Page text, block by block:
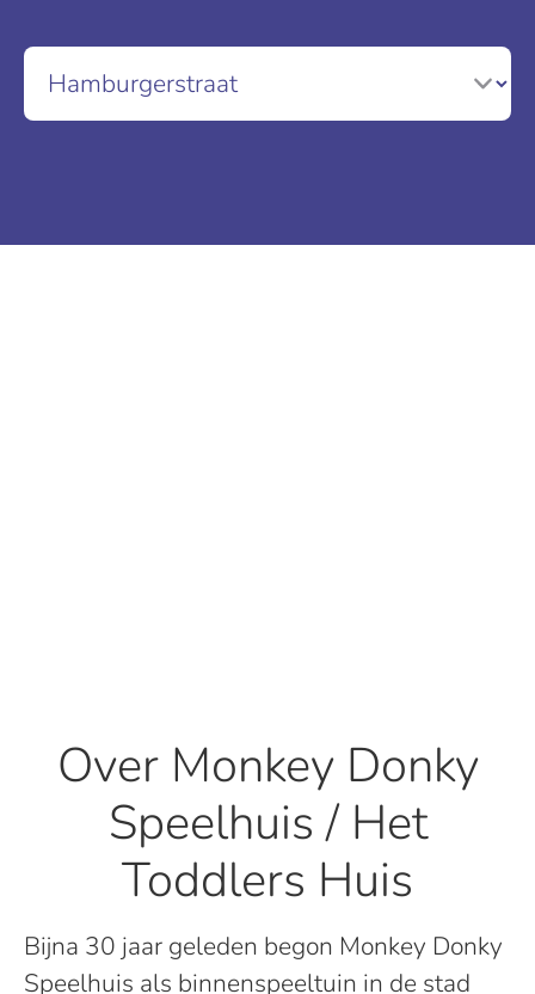
Over Monkey Donky
Speelhuis / Het
Toddlers Huis
Bijna 30 jaar geleden begon Monkey Donky
Speelhuis als binnenspeeltuin in de stad